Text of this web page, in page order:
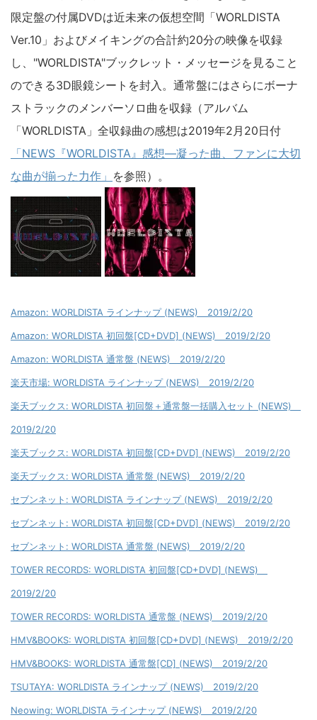
限定盤の付属DVDは近未来の仮想空間「WORLDISTA
Ver.10」およびメイキングの合計約20分の映像を収録
し、"WORLDISTA"ブックレット・メッセージを見ること
のできる3D眼鏡シートを封入。通常盤にはさらにボーナ
ストラックのメンバーソロ曲を収録（アルバム
「WORLDISTA」全収録曲の感想は2019年2月20日付
「NEWS『WORLDISTA』感想―凝った曲、ファンに大切
な曲が揃った力作」 を参照）。
Amazon: WORLDISTA ラインナップ (NEWS) 2019/2/20
Amazon: WORLDISTA 初回盤[CD+DVD] (NEWS) 2019/2/20
Amazon: WORLDISTA 通常盤 (NEWS) 2019/2/20
楽天市場: WORLDISTA ラインナップ (NEWS) 2019/2/20
楽天ブックス: WORLDISTA 初回盤＋通常盤一括購入セット (NEWS)
2019/2/20
楽天ブックス: WORLDISTA 初回盤[CD+DVD] (NEWS) 2019/2/20
楽天ブックス: WORLDISTA 通常盤 (NEWS) 2019/2/20
セブンネット: WORLDISTA ラインナップ (NEWS) 2019/2/20
セブンネット: WORLDISTA 初回盤[CD+DVD] (NEWS) 2019/2/20
セブンネット: WORLDISTA 通常盤 (NEWS) 2019/2/20
TOWER RECORDS: WORLDISTA 初回盤[CD+DVD] (NEWS)
2019/2/20
TOWER RECORDS: WORLDISTA 通常盤 (NEWS) 2019/2/20
HMV&BOOKS: WORLDISTA 初回盤[CD+DVD] (NEWS) 2019/2/20
HMV&BOOKS: WORLDISTA 通常盤[CD] (NEWS) 2019/2/20
TSUTAYA: WORLDISTA ラインナップ (NEWS) 2019/2/20
Neowing: WORLDISTA ラインナップ (NEWS) 2019/2/20